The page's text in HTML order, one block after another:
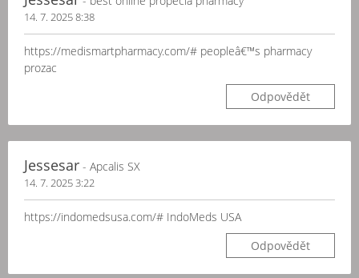
14. 7. 2025 8:38
https://medismartpharmacy.com/# peopleâ€™s pharmacy
prozac
Odpovědět
Jessesar - Apcalis SX
14. 7. 2025 3:22
https://indomedsusa.com/# IndoMeds USA
Odpovědět